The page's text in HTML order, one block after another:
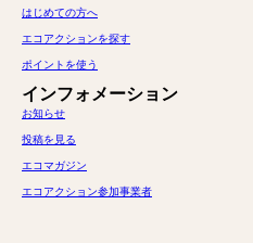
はじめての方へ
エコアクションを探す
ポイントを使う
インフォメーション
お知らせ
投稿を見る
エコマガジン
エコアクション参加事業者